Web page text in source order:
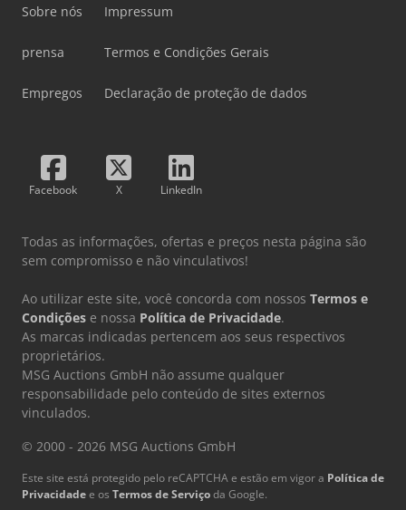
Sobre nós
prensa
Empregos
Impressum
Termos e Condições Gerais
Declaração de proteção de dados
Facebook X LinkedIn
Todas as informações, ofertas e preços nesta página são
sem compromisso e não vinculativos!
Ao utilizar este site, você concorda com nossos Termos e
Condições e nossa Política de Privacidade.
As marcas indicadas pertencem aos seus respectivos
proprietários.
MSG Auctions GmbH não assume qualquer
responsabilidade pelo conteúdo de sites externos
vinculados.
© 2000 - 2026 MSG Auctions GmbH
Este site está protegido pelo reCAPTCHA e estão em vigor a Política de
Privacidadee os Termos de Serviçoda Google.